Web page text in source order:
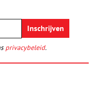
privacybeleid.